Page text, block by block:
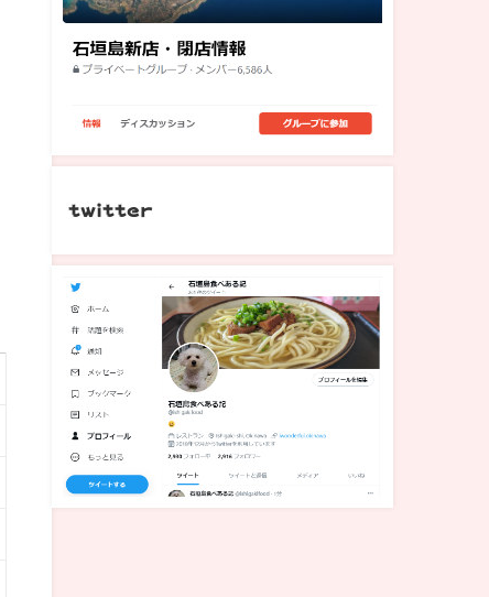
twitter